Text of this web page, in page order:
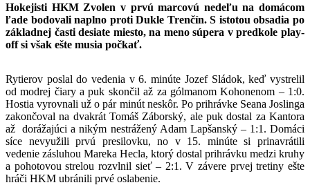
Hokejisti HKM Zvolen v prvú marcovú nedeľu na domácom
ľade bodovali naplno proti Dukle Trenčín. S istotou obsadia po
základnej časti desiate miesto, na meno súpera v predkole play-
off si však ešte musia počkať.
Rytierov poslal do vedenia v 6. minúte Jozef Sládok, keď vystrelil
od modrej čiary a puk skončil až za gólmanom Kohonenom – 1:0.
Hostia vyrovnali už o pár minút neskôr. Po prihrávke Seana Joslinga
zakončoval na dvakrát Tomáš Záborský, ale puk dostal za Kantora
až dorážajúci a nikým nestrážený Adam Lapšanský – 1:1. Domáci
síce nevyužili prvú presilovku, no v 15. minúte si prinavrátili
vedenie zásluhou Mareka Hecla, ktorý dostal prihrávku medzi kruhy
a pohotovou strelou rozvlnil sieť – 2:1. V závere prvej tretiny ešte
hráči HKM ubránili prvé oslabenie.